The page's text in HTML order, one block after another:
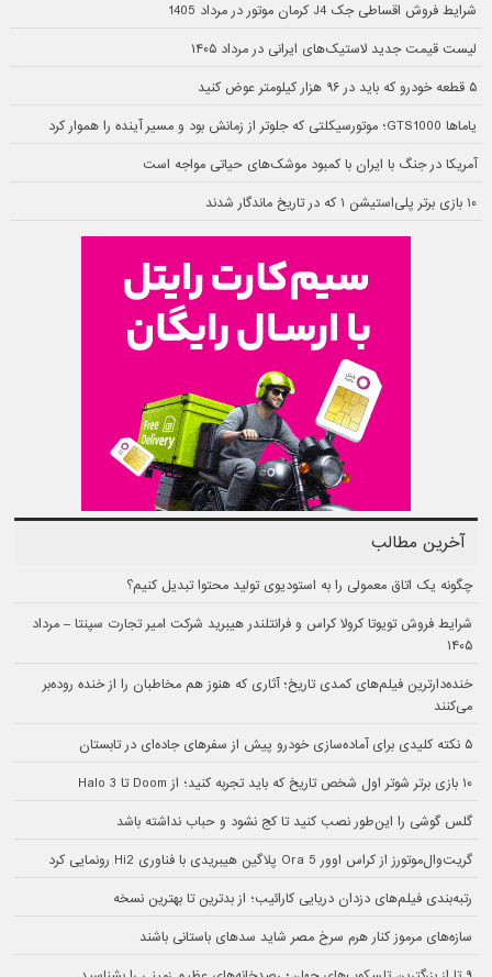
شرایط فروش اقساطی جک J4 کرمان موتور در مرداد 1405
لیست قیمت جدید لاستیک‌های ایرانی در مرداد ۱۴۰۵
۵ قطعه خودرو که باید در ۹۶ هزار کیلومتر عوض کنید
یاماها GTS1000؛ موتورسیکلتی که جلوتر از زمانش بود و مسیر آینده را هموار کرد
آمریکا در جنگ با ایران با کمبود موشک‌های حیاتی مواجه است
۱۰ بازی برتر پلی‌استیشن ۱ که در تاریخ ماندگار شدند
آخرین مطالب
چگونه یک اتاق معمولی را به استودیوی تولید محتوا تبدیل کنیم؟
شرایط فروش تویوتا کرولا کراس و فرانتلندر هیبرید شرکت امیر تجارت سپنتا – مرداد
۱۴۰۵
خنده‌دارترین فیلم‌های کمدی تاریخ؛ آثاری که هنوز هم مخاطبان را از خنده روده‌بر
می‌کنند
۵ نکته کلیدی برای آماده‌سازی خودرو پیش از سفرهای جاده‌ای در تابستان
۱۰ بازی برتر شوتر اول شخص تاریخ که باید تجربه کنید؛ از Doom تا Halo 3
گلس گوشی را این‌طور نصب کنید تا کج نشود و حباب نداشته باشد
گریت‌وال‌موتورز از کراس اوور Ora 5 پلاگین هیبریدی با فناوری Hi2 رونمایی کرد
رتبه‌بندی فیلم‌های دزدان دریایی کارائیب؛ از بدترین تا بهترین نسخه
سازه‌های مرموز کنار هرم سرخ مصر شاید سدهای باستانی باشند